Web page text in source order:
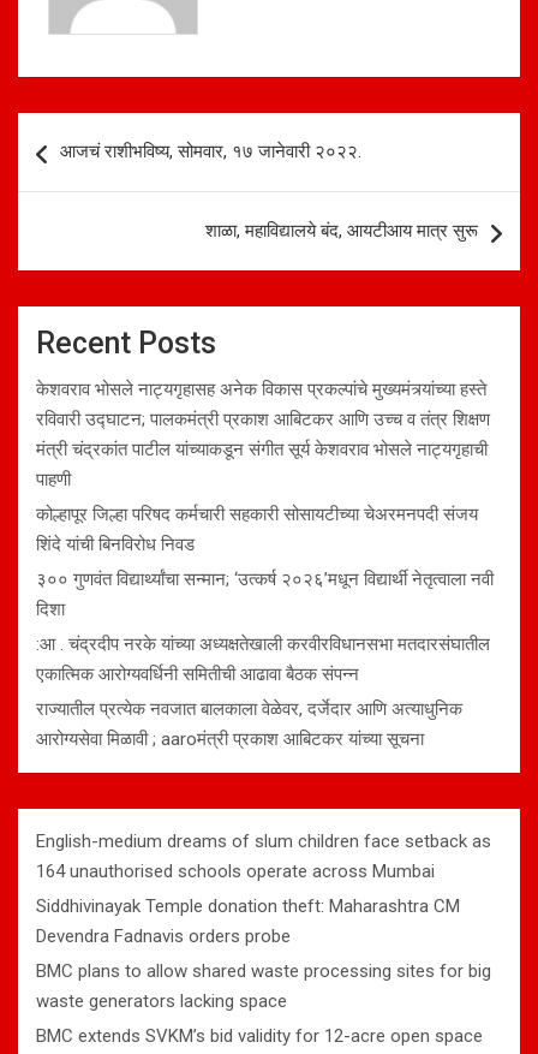
navigation
आजचं राशीभविष्य, सोमवार, १७ जानेवारी २०२२.
शाळा, महाविद्यालये बंद, आयटीआय मात्र सुरू
Recent Posts
केशवराव भोसले नाट्यगृहासह अनेक विकास प्रकल्पांचे मुख्यमंत्र्यांच्या हस्ते
रविवारी उद्घाटन; पालकमंत्री प्रकाश आबिटकर आणि उच्च व तंत्र शिक्षण
मंत्री चंद्रकांत पाटील यांच्याकडून संगीत सूर्य केशवराव भोसले नाट्यगृहाची
पाहणी
कोल्हापूर जिल्हा परिषद कर्मचारी सहकारी सोसायटीच्या चेअरमनपदी संजय
शिंदे यांची बिनविरोध निवड
३०० गुणवंत विद्यार्थ्यांचा सन्मान; ‘उत्कर्ष २०२६’मधून विद्यार्थी नेतृत्वाला नवी
दिशा
:आ . चंद्रदीप नरके यांच्या अध्यक्षतेखाली करवीरविधानसभा मतदारसंघातील
एकात्मिक आरोग्यवर्धिनी समितीची आढावा बैठक संपन्न
राज्यातील प्रत्येक नवजात बालकाला वेळेवर, दर्जेदार आणि अत्याधुनिक
आरोग्यसेवा मिळावी ; aaroमंत्री प्रकाश आबिटकर यांच्या सूचना
English-medium dreams of slum children face setback as
164 unauthorised schools operate across Mumbai
Siddhivinayak Temple donation theft: Maharashtra CM
Devendra Fadnavis orders probe
BMC plans to allow shared waste processing sites for big
waste generators lacking space
BMC extends SVKM’s bid validity for 12-acre open space